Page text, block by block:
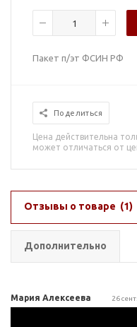
Пакет п/эт ФСИН РФ
Поделиться
Цена действительна
может отличаться от
Отзывы о товаре (1)
Дополнительно
Мария Алексеева 26